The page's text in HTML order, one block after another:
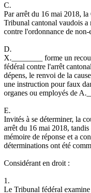
C.
Par arrêt du 16 mai 2018, la
Tribunal cantonal vaudois a
contre l'ordonnance de non-
D.
X.________ forme un
fédéral contre l'arrêt
dépens, le renvoi de la
une instruction pour faux
organes ou employés de
E.
Invités à se déterminer, la
arrêt du 16 mai 2018,
mémoire de réponse et a
déterminations ont été
Considérant en droit :
1.
Le Tribunal fédéral